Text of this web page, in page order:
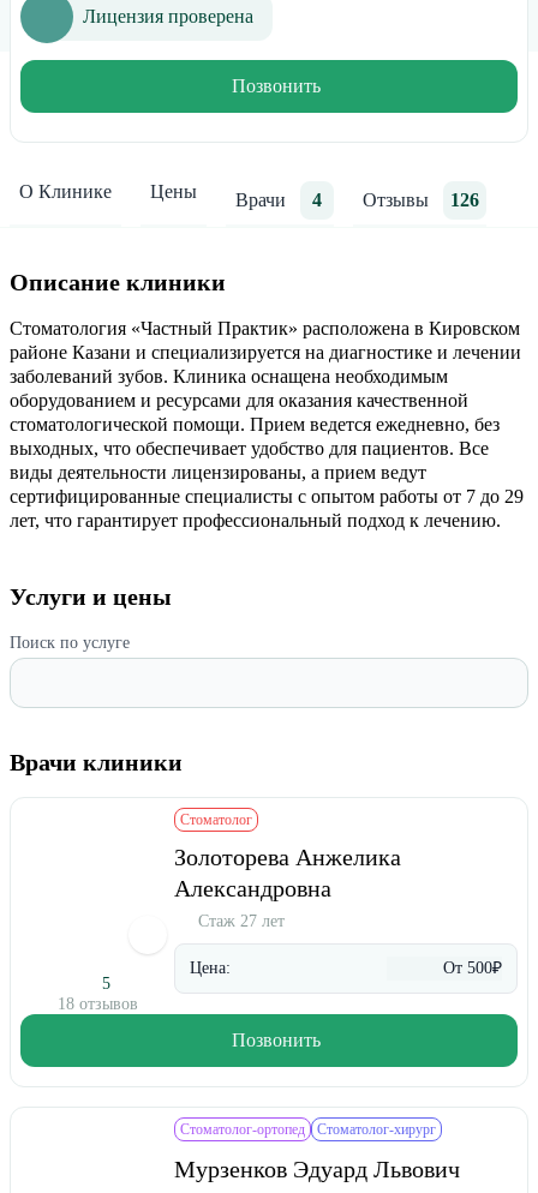
Лицензия проверена
Позвонить
О Клинике Цены Врачи 4 Отзывы 126
Описание клиники
Стоматология «Частный Практик» расположена в Кировском
районе Казани и специализируется на диагностике и лечении
заболеваний зубов. Клиника оснащена необходимым
оборудованием и ресурсами для оказания качественной
стоматологической помощи. Прием ведется ежедневно, без
выходных, что обеспечивает удобство для пациентов. Все
виды деятельности лицензированы, а прием ведут
сертифицированные специалисты с опытом работы от 7 до 29
лет, что гарантирует профессиональный подход к лечению.
Услуги и цены
Поиск по услуге
Врачи клиники
5
18 отзывов
Стоматолог
Золоторева Анжелика
Александровна
Стаж 27 лет
Цена: От 500₽
Позвонить
Стоматолог-ортопед Стоматолог-хирург
Мурзенков Эдуард Львович